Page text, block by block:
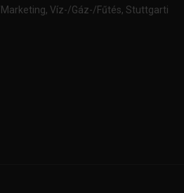
Marketing, Víz-/Gáz-/Fűtés, Stuttgarti